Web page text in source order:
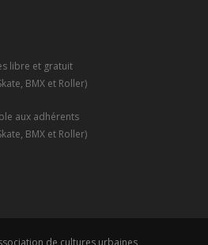
libre et gratuit
BMX et Roller)
aux adhérents
BMX et Roller)
de cultures urbaines